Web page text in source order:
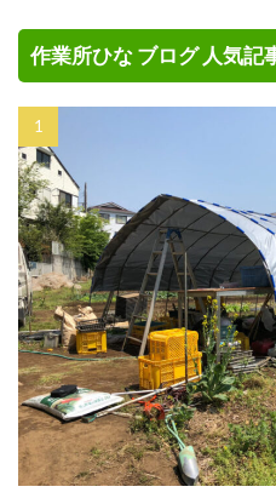
作業所ひな ブログ 人気記